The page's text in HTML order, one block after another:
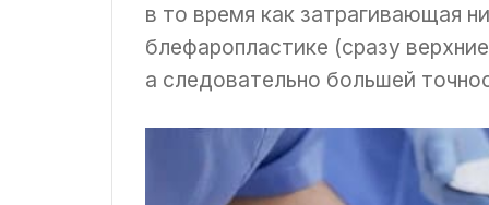
в то время как затрагивающая
блефаропластике (сразу
а следовательно большей